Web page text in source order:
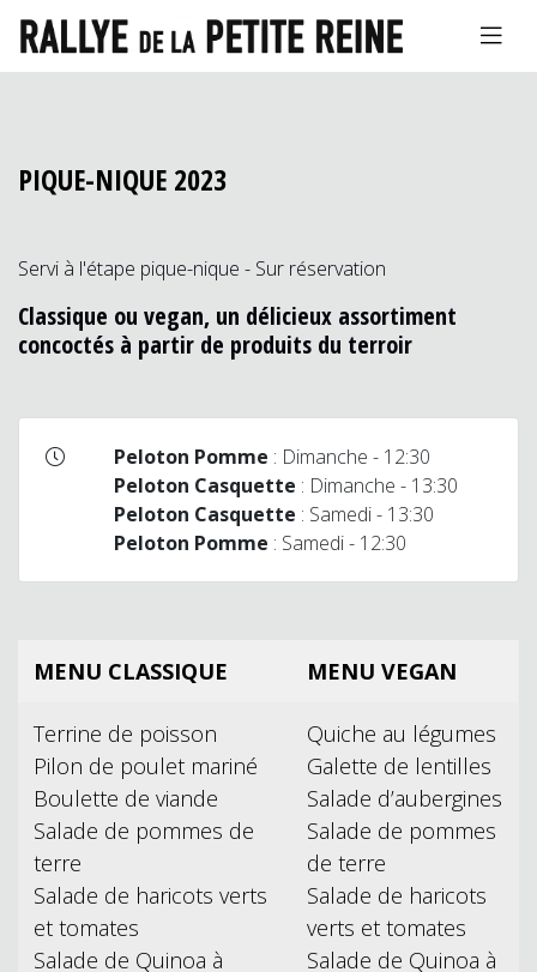
PIQUE-NIQUE 2023
Servi à l'étape pique-nique - Sur réservation
Classique ou vegan, un délicieux assortiment
concoctés à partir de produits du terroir
Peloton Pomme : Dimanche - 12:30
Peloton Casquette : Dimanche - 13:30
Peloton Casquette : Samedi - 13:30
Peloton Pomme : Samedi - 12:30
MENU CLASSIQUE MENU VEGAN
Terrine de poisson
Pilon de poulet mariné
Boulette de viande
Salade de pommes de
terre
Salade de haricots verts
et tomates
Salade de Quinoa à
Quiche au légumes
Galette de lentilles
Salade d’aubergines
Salade de pommes
de terre
Salade de haricots
verts et tomates
Salade de Quinoa à